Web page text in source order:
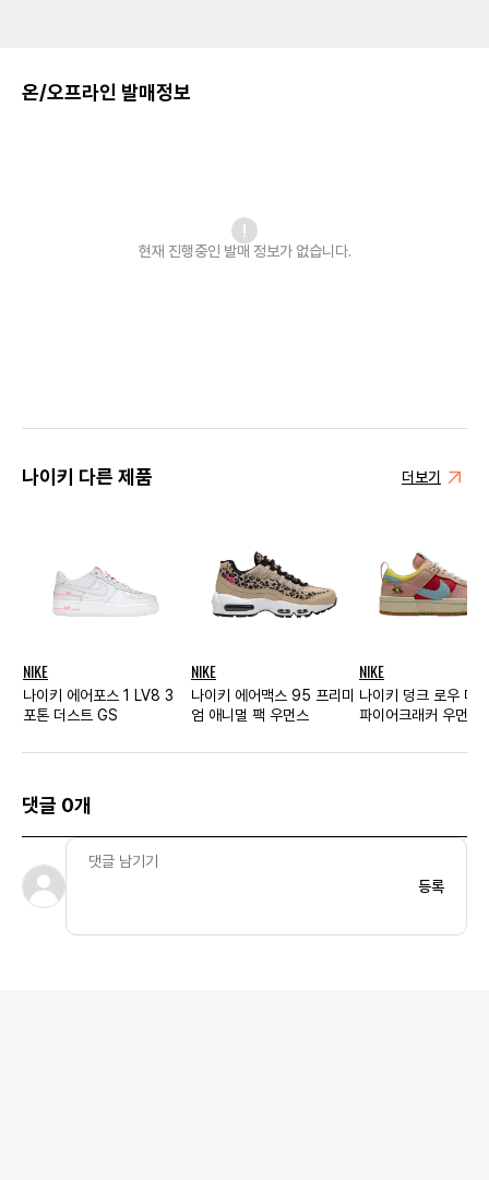
온/오프라인 발매정보
현재 진행중인 발매 정보가 없습니다.
나이키 다른 제품 더보기
NIKE
나이키 에어포스 1 LV8 3
포톤 더스트 GS
NIKE
나이키 에어맥스 95 프리미
엄 애니멀 팩 우먼스
NIKE
나이키 덩크 로우 디
파이어크래커 우먼스
댓글 0개
등록